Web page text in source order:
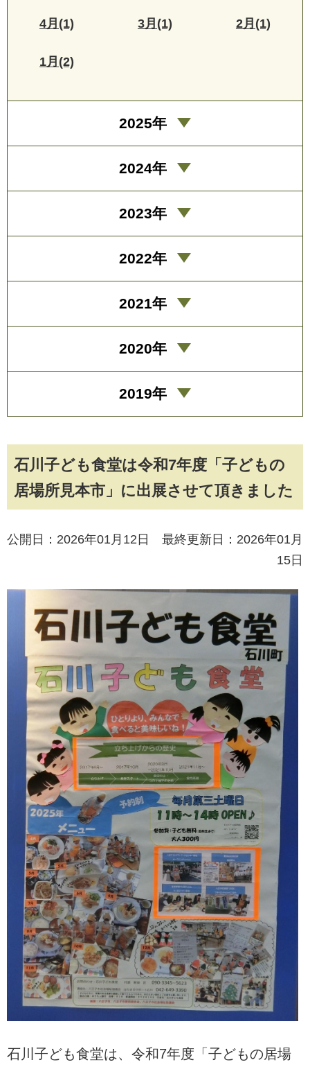
石川子ども食堂は令和7年度「子どもの
居場所見本市」に出展させて頂きました
公開日：2026年01月12日 最終更新日：2026年01月
15日
石川子ども食堂は、令和7年度「子どもの居場
4月(1) 3月(1) 2月(1)
1月(2)
2025年
2024年
2023年
2022年
2021年
2020年
2019年